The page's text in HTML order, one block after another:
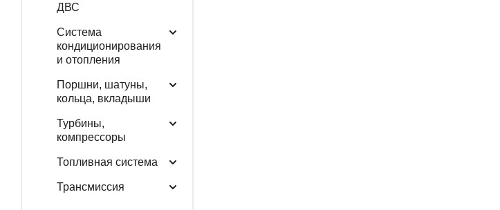
ДВС
Система
кондиционирования
и отопления
Поршни, шатуны,
кольца, вкладыши
Турбины,
компрессоры
Топливная система
Трансмиссия